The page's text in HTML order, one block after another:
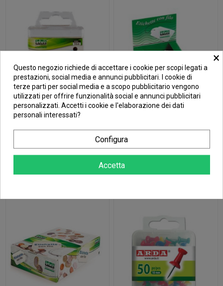
ASSORTITI
2,44 €
ETICHETTE
CON FILO
22X35 MM
×
Questo negozio richiede di accettare i cookie per scopi legati a
prestazioni, social media e annunci pubblicitari. I cookie di
terze parti per social media e a scopo pubblicitario vengono
utilizzati per offrire funzionalità social e annunci pubblicitari
personalizzati. Accetti i cookie e l'elaborazione dei dati
personali interessati?
Configura
Accetta